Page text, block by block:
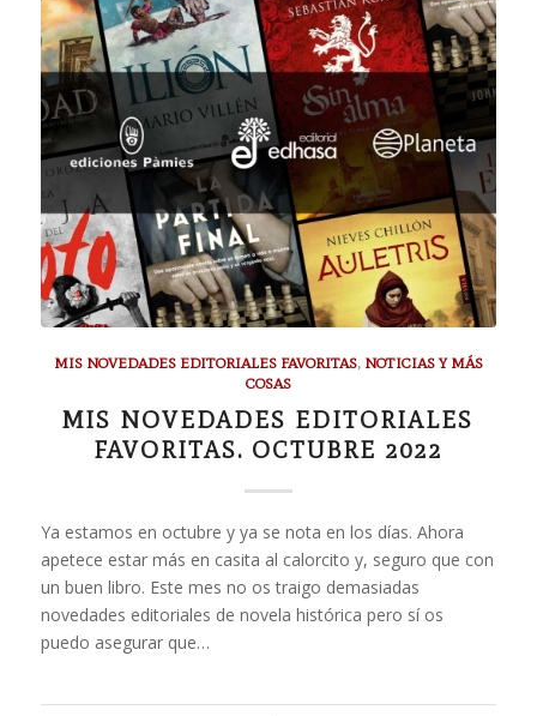
MIS NOVEDADES EDITORIALES FAVORITAS, NOTICIAS Y MÁS
COSAS
MIS NOVEDADES EDITORIALES
FAVORITAS. OCTUBRE 2022
Ya estamos en octubre y ya se nota en los días. Ahora
apetece estar más en casita al calorcito y, seguro que con
un buen libro. Este mes no os traigo demasiadas
novedades editoriales de novela histórica pero sí os
puedo asegurar que…